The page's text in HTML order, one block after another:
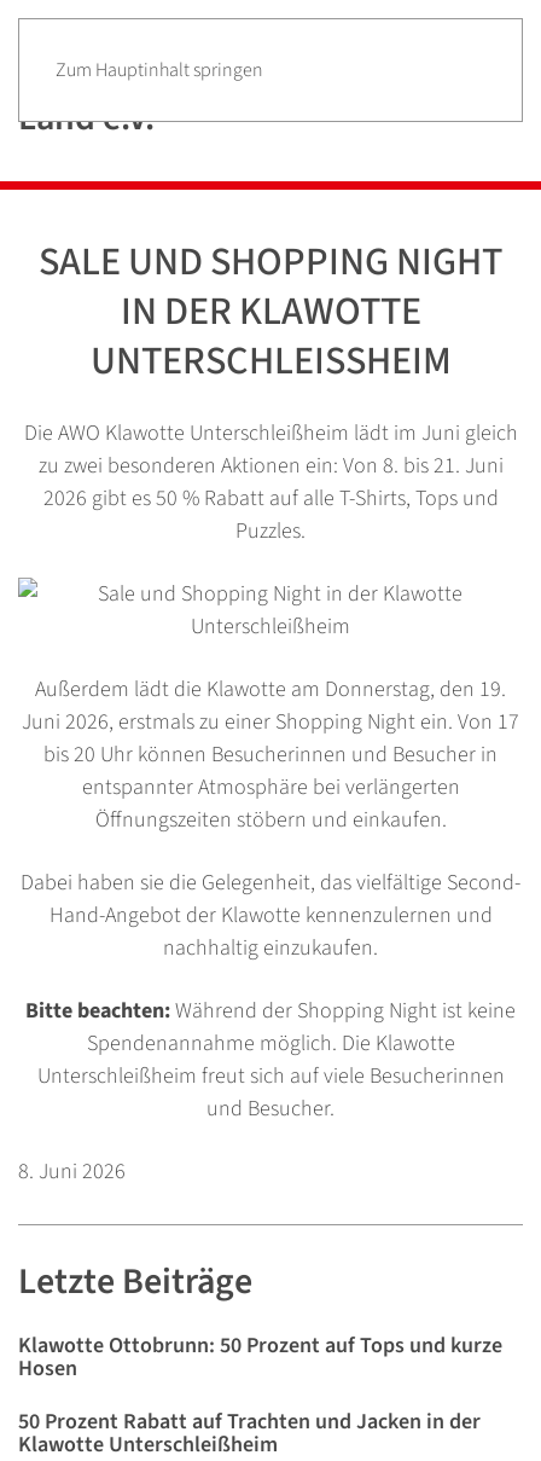
Zum Hauptinhalt springen
SALE UND SHOPPING NIGHT
IN DER KLAWOTTE
UNTERSCHLEISSHEIM
Die AWO Klawotte Unterschleißheim lädt im Juni gleich
zu zwei besonderen Aktionen ein: Von 8. bis 21. Juni
2026 gibt es 50 % Rabatt auf alle T-Shirts, Tops und
Puzzles.
Außerdem lädt die Klawotte am Donnerstag, den 19.
Juni 2026, erstmals zu einer Shopping Night ein. Von 17
bis 20 Uhr können Besucherinnen und Besucher in
entspannter Atmosphäre bei verlängerten
Öffnungszeiten stöbern und einkaufen.
Dabei haben sie die Gelegenheit, das vielfältige Second-
Hand-Angebot der Klawotte kennenzulernen und
nachhaltig einzukaufen.
Bitte beachten:Während der Shopping Night ist keine
Spendenannahme möglich. Die Klawotte
Unterschleißheim freut sich auf viele Besucherinnen
und Besucher.
8. Juni 2026
Letzte Beiträge
Klawotte Ottobrunn: 50 Prozent auf Tops und kurze
Hosen
50 Prozent Rabatt auf Trachten und Jacken in der
Klawotte Unterschleißheim